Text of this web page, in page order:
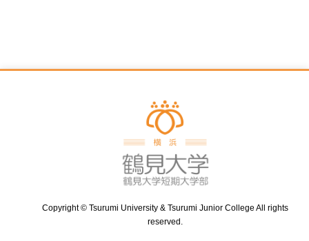
Copyright © Tsurumi University & Tsurumi Junior College All rights
reserved.